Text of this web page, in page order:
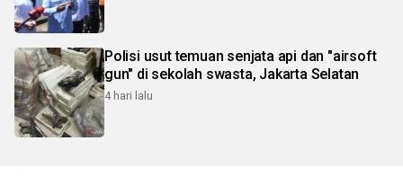
Polisi usut temuan senjata api dan "airsoft
gun" di sekolah swasta, Jakarta Selatan
4 hari lalu